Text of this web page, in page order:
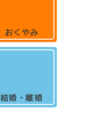
おくやみ
結婚・離婚